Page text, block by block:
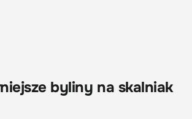
byliny na skalniak